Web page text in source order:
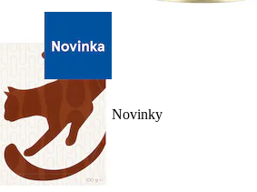
Novinky